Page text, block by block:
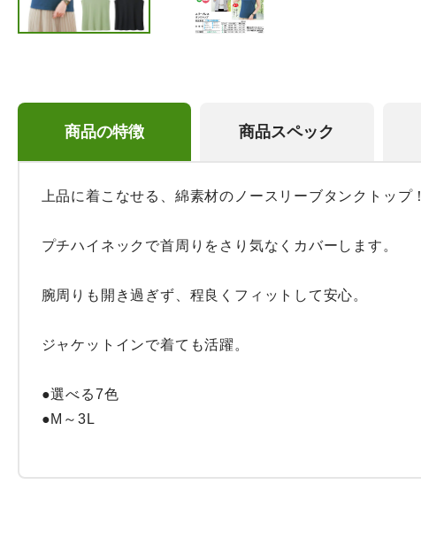
商品の特徴 商品スペック
上品に着こなせる、綿素材のノースリーブタンクトップ！
プチハイネックで首周りをさり気なくカバーします。
腕周りも開き過ぎず、程良くフィットして安心。
ジャケットインで着ても活躍。
●選べる7色
●M～3L